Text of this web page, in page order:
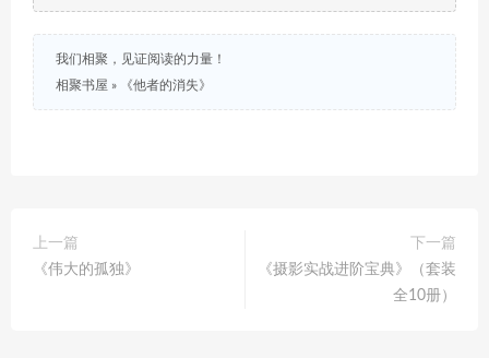
我们相聚，见证阅读的力量！
相聚书屋 » 《他者的消失》
上一篇
《伟大的孤独》
下一篇
《摄影实战进阶宝典》（套装
全10册）